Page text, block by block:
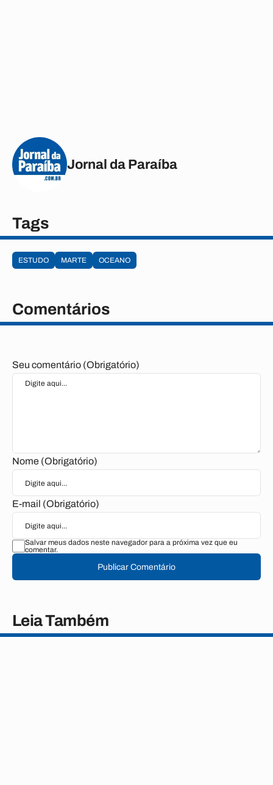
Jornal da Paraíba
Tags
ESTUDO MARTE OCEANO
Comentários
Seu comentário (Obrigatório)
Nome (Obrigatório)
E-mail (Obrigatório)
Salvar meus dados neste navegador para a próxima vez que eu
comentar.
Publicar Comentário
Leia Também